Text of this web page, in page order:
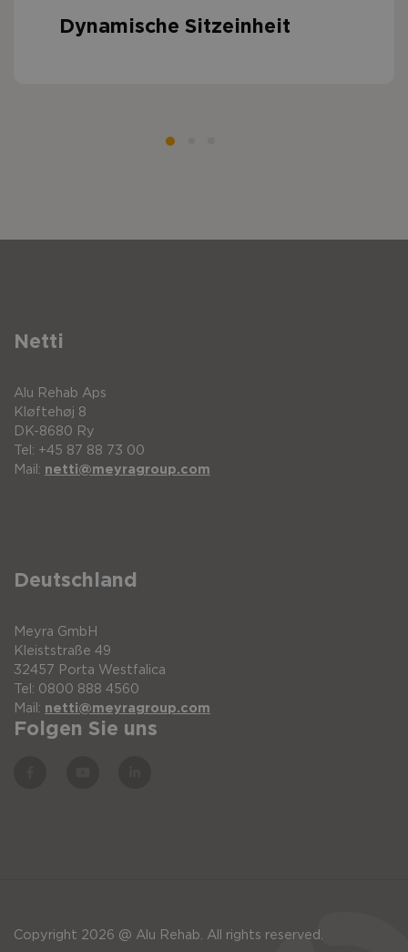
Dynamische Sitzeinheit
Netti
Alu Rehab Aps
Kløftehøj 8
DK-8680 Ry
Tel: +45 87 88 73 00
Mail: netti@meyragroup.com
Deutschland
Meyra GmbH
Kleiststraße 49
32457 Porta Westfalica
Tel: 0800 888 4560
Mail: netti@meyragroup.com
Folgen Sie uns
Copyright 2026 @ Alu Rehab. All rights reserved.